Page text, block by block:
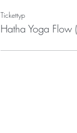
Tickettyp
Hatha Yoga Flow